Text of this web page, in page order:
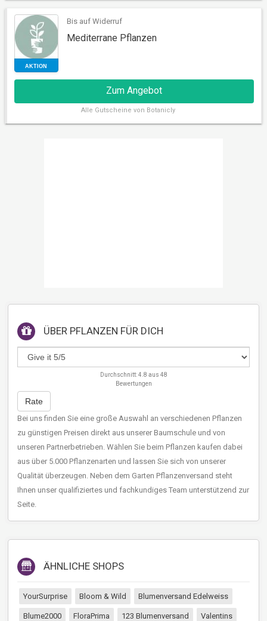
Bis auf Widerruf
Mediterrane Pflanzen
Zum Angebot
Alle Gutscheine von Botanicly
ÜBER PFLANZEN FÜR DICH
Durchschnitt:4.8 aus 48
Bewertungen
Rate
Bei uns finden Sie eine große Auswahl an verschiedenen Pflanzen
zu günstigen Preisen direkt aus unserer Baumschule und von
unseren Partnerbetrieben. Wählen Sie beim Pflanzen kaufen dabei
aus über 5.000 Pflanzenarten und lassen Sie sich von unserer
Qualität überzeugen. Neben dem Garten Pflanzenversand steht
Ihnen unser qualifiziertes und fachkundiges Team unterstützend zur
Seite.
ÄHNLICHE SHOPS
YourSurprise Bloom & Wild Blumenversand Edelweiss
Blume2000 FloraPrima 123 Blumenversand Valentins